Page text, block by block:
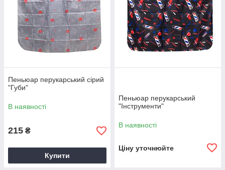
Вибирайте все для перукаря в
нашому інтернет-магазині.
Творіть справжню магію краси!
Пеньюар перукарський сірий
"Губи"
В наявності
215 ₴
Купити
Пеньюар перукарський
"Інструменти"
В наявності
Ціну уточнюйте